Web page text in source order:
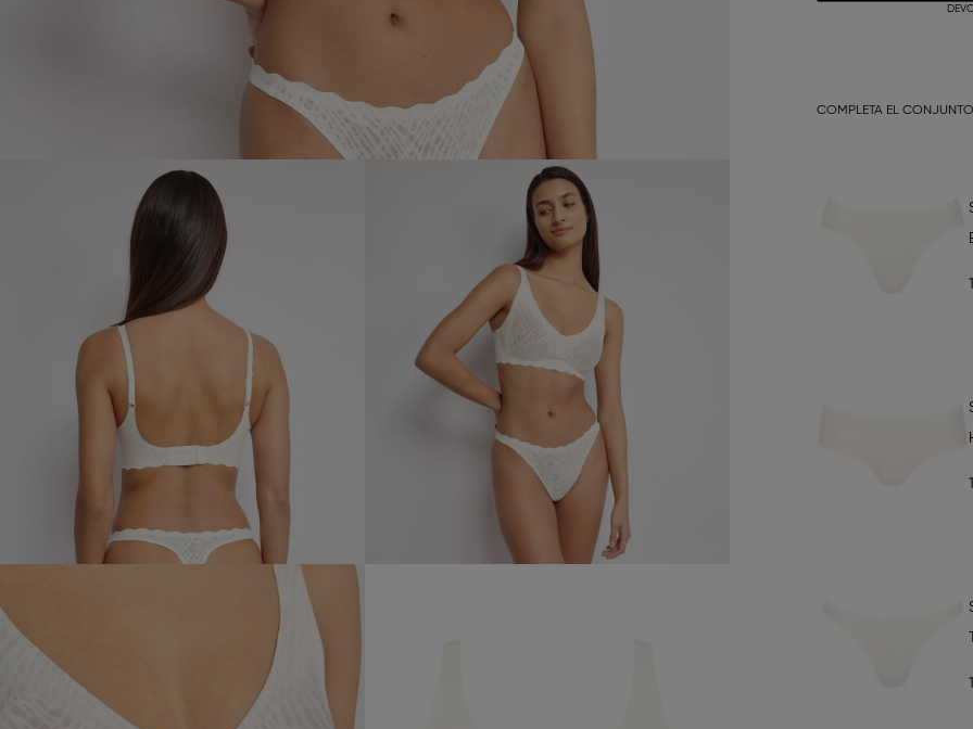
COMPLETA EL CONJUNTO